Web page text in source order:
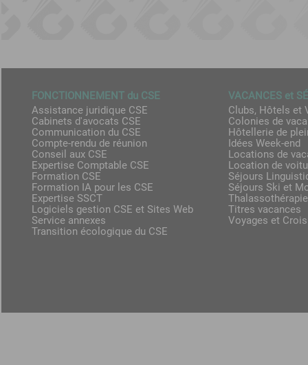
FONCTIONNEMENT du CSE
VACANCES et
Assistance juridique CSE
Clubs, Hôtels et
Cabinets d'avocats CSE
Colonies de
Communication du CSE
Hôtellerie de
Compte-rendu de réunion
Idées Week-end
Conseil aux CSE
Locations de
Expertise Comptable CSE
Location de
Formation CSE
Séjours
Formation IA pour les CSE
Séjours Ski et
Expertise SSCT
Logiciels gestion CSE et Sites Web
Titres vacances
Service annexes
Voyages et
Transition écologique du CSE